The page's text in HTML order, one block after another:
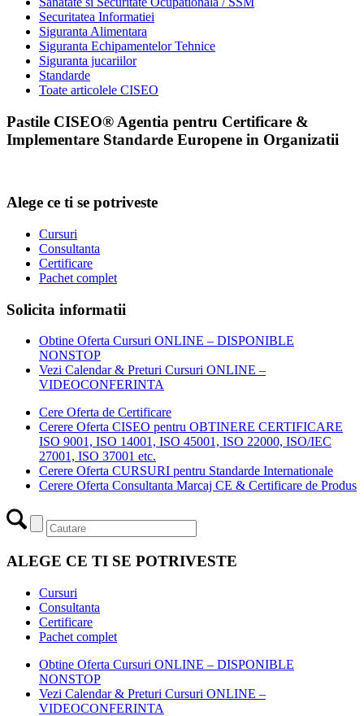
Securitatea Informatiei
Siguranta Alimentara
Siguranta Echipamentelor Tehnice
Siguranta jucariilor
Standarde
Toate articolele CISEO
Pastile CISEO® Agentia pentru Certificare &
Implementare Standarde Europene in Organizatii
Alege ce ti se potriveste
Cursuri
Consultanta
Certificare
Pachet complet
Solicita informatii
Obtine Oferta Cursuri ONLINE – DISPONIBLE
NONSTOP
Vezi Calendar & Preturi Cursuri ONLINE –
VIDEOCONFERINTA
Cere Oferta de Certificare
Cerere Oferta CISEO pentru OBTINERE CERTIFICARE
ISO 9001, ISO 14001, ISO 45001, ISO 22000, ISO/IEC
27001, ISO 37001 etc.
Cerere Oferta CURSURI pentru Standarde Internationale
Cerere Oferta Consultanta Marcaj CE & Certificare de Produs
ALEGE CE TI SE POTRIVESTE
Cursuri
Consultanta
Certificare
Pachet complet
Obtine Oferta Cursuri ONLINE – DISPONIBLE
NONSTOP
Vezi Calendar & Preturi Cursuri ONLINE –
VIDEOCONFERINTA